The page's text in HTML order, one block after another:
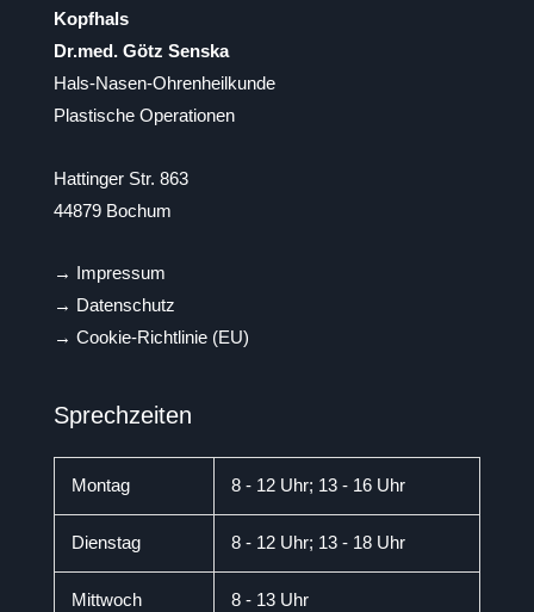
Kopfhals
Dr.med. Götz Senska
Hals-Nasen-Ohrenheilkunde
Plastische Operationen
Hattinger Str. 863
44879 Bochum
→
Impressum
→ Datenschutz
→ Cookie-Richtlinie (EU)
Sprechzeiten
Montag 8 - 12 Uhr; 13 - 16 Uhr
Dienstag 8 - 12 Uhr; 13 - 18 Uhr
Mittwoch 8 - 13 Uhr